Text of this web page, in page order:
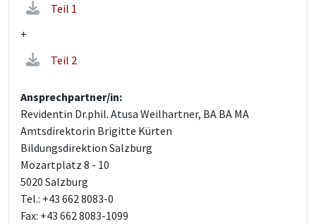
Teil 1
+
Teil 2
Ansprechpartner/in:
Revidentin Dr.phil. Atusa Weilhartner, BA BA MA
Amtsdirektorin Brigitte Kürten
Bildungsdirektion Salzburg
Mozartplatz 8 - 10
5020 Salzburg
Tel.: +43 662 8083-0
Fax: +43 662 8083-1099